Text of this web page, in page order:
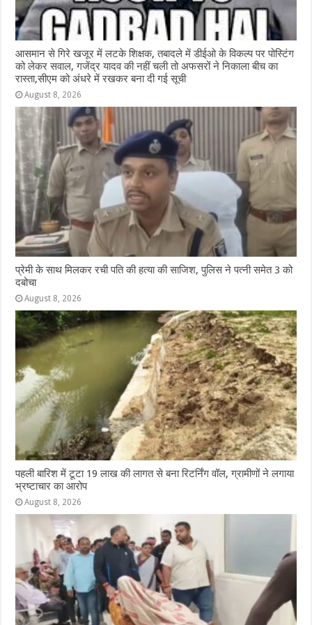
आसमान से गिरे खजूर में लटके शिक्षक, तबादले में डीईओ के विकल्प पर पोस्टिंग
को लेकर सवाल, गजेंद्र यादव की नहीं चली तो अफसरों ने निकाला बीच का
रास्ता,सीएम को अंधरे में रखकर बना दी गई सूची
August 8, 2026
प्रेमी के साथ मिलकर रची पति की हत्या की साजिश, पुलिस ने पत्नी समेत 3 को
दबोचा
August 8, 2026
पहली बारिश में टूटा 19 लाख की लागत से बना रिटर्निंग वॉल, ग्रामीणों ने लगाया
भ्रष्टाचार का आरोप
August 8, 2026